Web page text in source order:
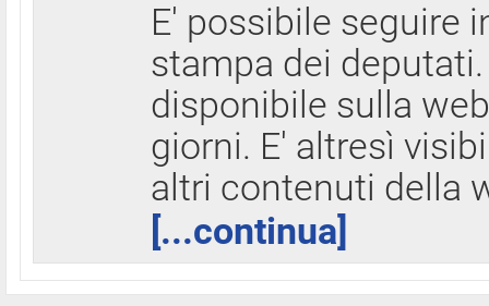
E' possibile seguire
stampa dei
disponibile sulla
giorni. E' altresì
altri contenuti della
[...continua]